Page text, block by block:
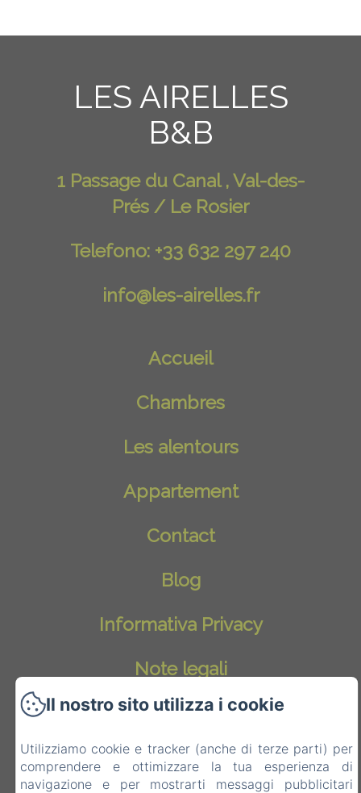
LES AIRELLES
B&B
1 Passage du Canal , Val-des-
Prés / Le Rosier
Telefono: +33 632 297 240
info@les-airelles.fr
Accueil
Chambres
Les alentours
Appartement
Contact
Blog
Informativa Privacy
Note legali
Informazioni sui cookie
EN
IT DE NL
Il nostro sito utilizza i cookie
Utilizziamo cookie e tracker (anche di terze parti) per
comprendere e ottimizzare la tua esperienza di
navigazione e per mostrarti messaggi pubblicitari